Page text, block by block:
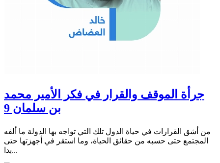
جرأة الموقف والقرار في فكر الأمير محمد
بن سلمان 9
من أشق القرارات في حياة الدول تلك التي تواجه بها الدولة ما ألفه
المجتمع حتى حسبه من حقائق الحياة، وما استقر في أجهزتها حتى
بدا...